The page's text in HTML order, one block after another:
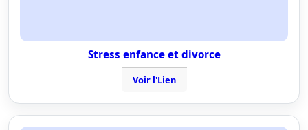
Stress enfance et divorce
Voir l'Lien